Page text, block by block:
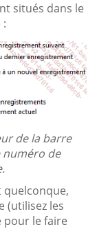
situés dans le
de la barre
numéro de
quelconque,
(utilisez les
pour le faire